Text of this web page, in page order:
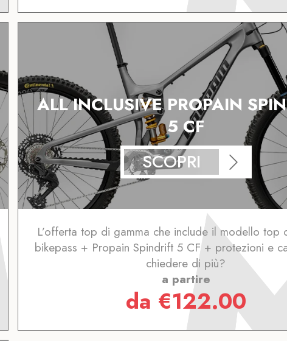
ALL INCLUSIVE PROPAIN
5 CF
SCOPRI
L’offerta top di gamma che include il modello top
bikepass + Propain Spindrift 5 CF + protezioni e
chiedere di più?
a partire
da €122.00